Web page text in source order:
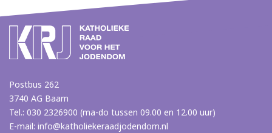
Postbus 262
3740 AG Baarn
Tel.: 030 2326900 (ma-do tussen 09.00 en 12.00 uur)
E-mail: info@katholiekeraadjodendom.nl